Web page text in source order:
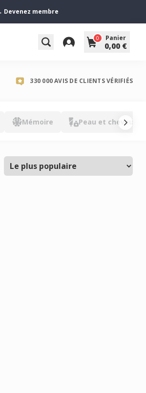
Devenez membre
0 Panier
0,00 €
330 000 AVIS DE CLIENTS VÉRIFIÉS
Mémoire Peau et cheveux